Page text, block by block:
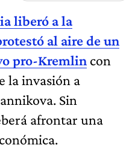
liberó a la
al aire de un
pro-Kremlin con
la invasión a
Sin
afrontar una